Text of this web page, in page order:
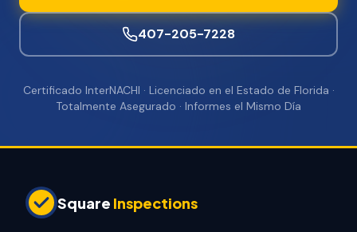
407-205-7228
Certificado InterNACHI · Licenciado en el Estado de Florida ·
Totalmente Asegurado · Informes el Mismo Día
Square Inspections